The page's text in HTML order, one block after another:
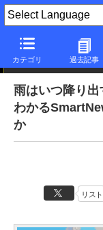
カテゴリ 過去記事
本日のできるネッ
雨はいつ降り
わかる
か
リスト